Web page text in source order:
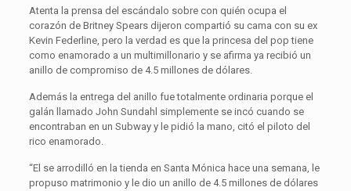
Atenta la prensa del escándalo sobre con quién ocupa el
corazón de Britney Spears dijeron compartió su cama con su ex
Kevin Federline, pero la verdad es que la princesa del pop tiene
como enamorado a un multimillonario y se afirma ya recibió un
anillo de compromiso de 4.5 millones de dólares.
Además la entrega del anillo fue totalmente ordinaria porque el
galán llamado John Sundahl simplemente se incó cuando se
encontraban en un Subway y le pidió la mano, citó el piloto del
rico enamorado.
“El se arrodilló en la tienda en Santa Mónica hace una semana, le
propuso matrimonio y le dio un anillo de 4.5 millones de dólares